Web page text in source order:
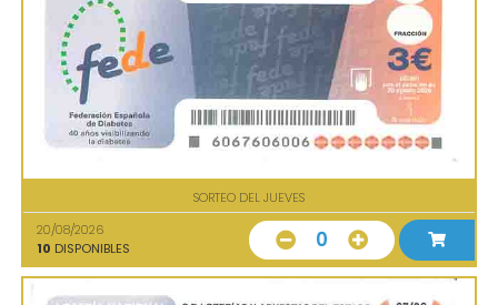
SORTEO DEL JUEVES
20/08/2026
10 DISPONIBLES 0